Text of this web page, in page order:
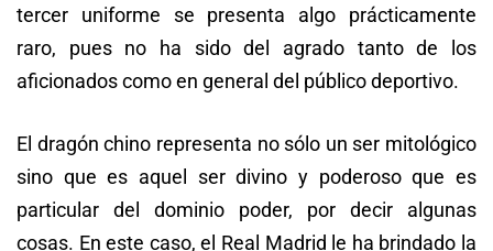
tercer uniforme se presenta algo prácticamente
raro, pues no ha sido del agrado tanto de los
aficionados como en general del público deportivo.
El dragón chino representa no sólo un ser mitológico
sino que es aquel ser divino y poderoso que es
particular del dominio poder, por decir algunas
cosas. En este caso, el Real Madrid le ha brindado la